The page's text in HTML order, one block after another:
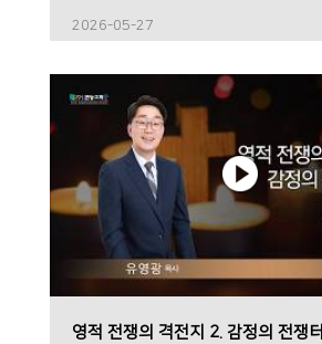
2026-05-27
영적 전쟁의 격전지 2. 감정의 전쟁터